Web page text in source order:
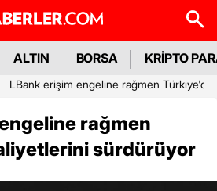
ALTIN BORSA KRİPTO
LBank erişim engeline rağmen
rağmen
sürdürüyor